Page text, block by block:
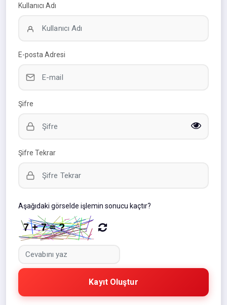
Kullanıcı Adı
E-posta Adresi
Şifre
Şifre Tekrar
Aşağıdaki görselde işlemin sonucu kaçtır?
Kayıt Oluştur